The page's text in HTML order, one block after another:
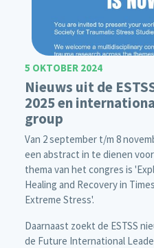
5 OKTOBER 2024
Nieuws uit de
2025 en
group
Van 2 september t/m 8
een abstract in te dienen
thema van het congres is
Healing and Recovery in
Extreme Stress'.
Daarnaast zoekt de ESTSS
de Future International